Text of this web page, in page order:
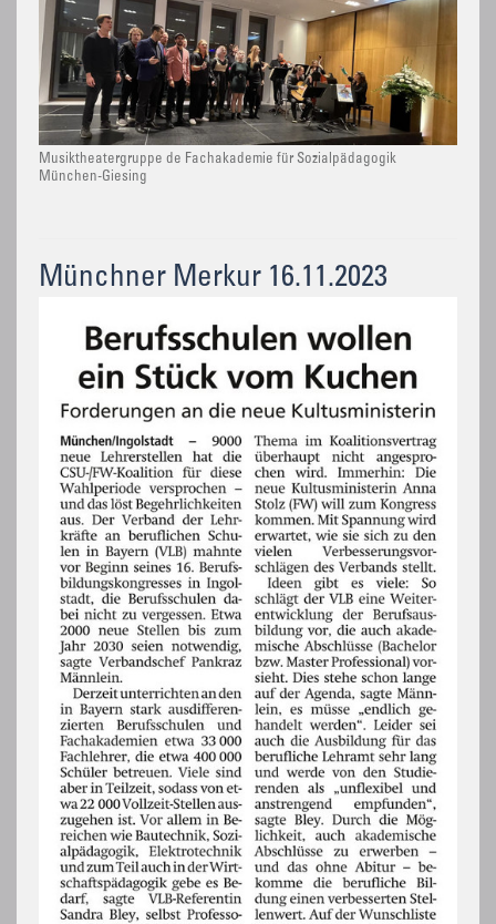
Musiktheatergruppe de Fachakademie für Sozialpädagogik
München-Giesing
Münchner Merkur 16.11.2023